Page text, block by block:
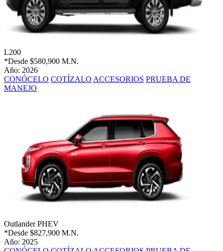
L200
*Desde $580,900 M.N.
Año: 2026
CONÓCELO COTÍZALO ACCESORIOS PRUEBA DE
MANEJO
Outlander PHEV
*Desde $827,900 M.N.
Año: 2025